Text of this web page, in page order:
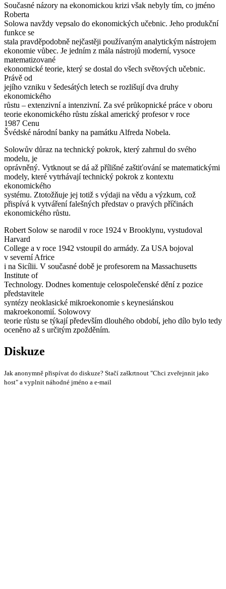
Současné názory na ekonomickou krizi však nebyly tím, co jméno
Roberta
Solowa navždy vepsalo do ekonomických učebnic. Jeho produkční
funkce se
stala pravděpodobně nejčastěji používaným analytickým nástrojem
ekonomie vůbec. Je jedním z mála nástrojů moderní, vysoce
matematizované
ekonomické teorie, který se dostal do všech světových učebnic.
Právě od
jejího vzniku v šedesátých letech se rozlišují dva druhy
ekonomického
růstu – extenzivní a intenzivní. Za své průkopnické práce v oboru
teorie ekonomického růstu získal americký profesor v roce
1987 Cenu
Švédské národní banky na památku Alfreda Nobela.
Solowův důraz na technický pokrok, který zahrnul do svého
modelu, je
oprávněný. Vytknout se dá až přílišné zaštiťování se matematickými
modely, které vytrhávají technický pokrok z kontextu
ekonomického
systému. Ztotožňuje jej totiž s výdaji na vědu a výzkum, což
přispívá k vytváření falešných představ o pravých příčinách
ekonomického růstu.
Robert Solow se narodil v roce 1924 v Brooklynu, vystudoval
Harvard
College a v roce 1942 vstoupil do armády. Za USA bojoval
v severní Africe
i na Sicílii. V současné době je profesorem na Massachusetts
Institute of
Technology. Dodnes komentuje celospolečenské dění z pozice
představitele
syntézy neoklasické mikroekonomie s keynesiánskou
makroekonomií. Solowovy
teorie růstu se týkají především dlouhého období, jeho dílo bylo tedy
oceněno až s určitým zpožděním.
Diskuze
Jak anonymně přispívat do diskuze? Stačí zaškrtnout "Chci zveřejnnit jako
host" a vyplnit náhodné jméno a e-mail